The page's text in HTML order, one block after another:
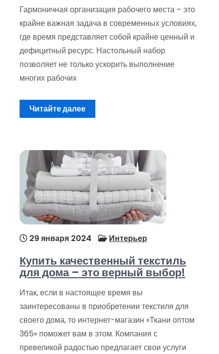
Гармоничная организация рабочего места – это
крайне важная задача в современных условиях,
где время представляет собой крайне ценный и
дефицитный ресурс. Настольный набор
позволяет не только ускорить выполнение
многих рабочих
Читайте далее
29 января 2024 Интерьер
Купить качественный текстиль
для дома – это верный выбор!
Итак, если в настоящее время вы
заинтересованы в приобретении текстиля для
своего дома, то интернет-магазин «Ткани оптом
365» поможет вам в этом. Компания с
превеликой радостью предлагает свои услуги